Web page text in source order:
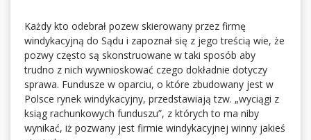
Każdy kto odebrał pozew skierowany przez firmę
windykacyjną do Sądu i zapoznał się z jego treścią wie, że
pozwy często są skonstruowane w taki sposób aby
trudno z nich wywnioskować czego dokładnie dotyczy
sprawa. Fundusze w oparciu, o które zbudowany jest w
Polsce rynek windykacyjny, przedstawiają tzw. „wyciągi z
ksiąg rachunkowych funduszu”, z których to ma niby
wynikać, iż pozwany jest firmie windykacyjnej winny jakieś